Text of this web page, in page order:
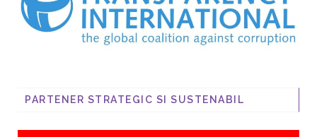
PARTENER STRATEGIC SI SUSTENABIL